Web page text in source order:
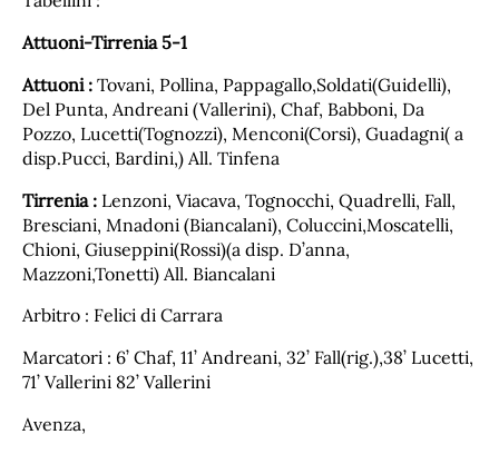
Attuoni-Tirrenia 5-1
Attuoni : Tovani, Pollina, Pappagallo,Soldati(Guidelli),
Del Punta, Andreani (Vallerini), Chaf, Babboni, Da
Pozzo, Lucetti(Tognozzi), Menconi(Corsi), Guadagni( a
disp.Pucci, Bardini,) All. Tinfena
Tirrenia : Lenzoni, Viacava, Tognocchi, Quadrelli, Fall,
Bresciani, Mnadoni (Biancalani), Coluccini,Moscatelli,
Chioni, Giuseppini(Rossi)(a disp. D’anna,
Mazzoni,Tonetti) All. Biancalani
Arbitro : Felici di Carrara
Marcatori : 6’ Chaf, 11’ Andreani, 32’ Fall(rig.),38’ Lucetti,
71’ Vallerini 82’ Vallerini
Avenza,